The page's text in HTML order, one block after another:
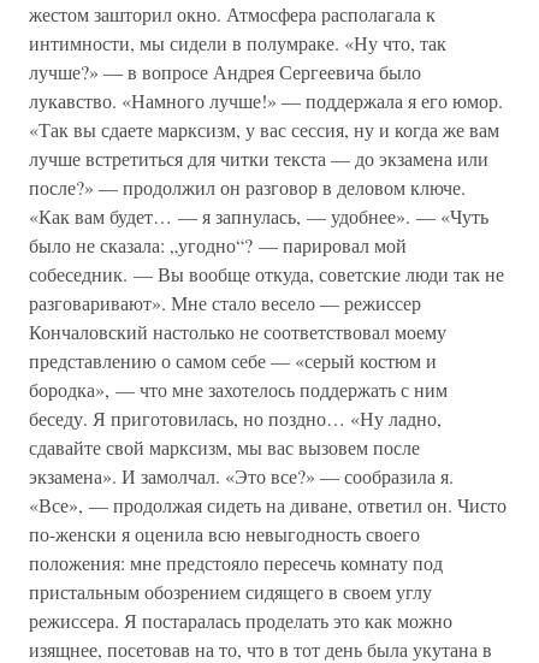
жестом зашторил окно. Атмосфера располагала к
интимности, мы сидели в полумраке. «Ну что, так
лучше?» — в вопросе Андрея Сергеевича было
лукавство. «Намного лучше!» — поддержала я его юмор.
«Так вы сдаете марксизм, у вас сессия, ну и когда же вам
лучше встретиться для читки текста — до экзамена или
после?» — продолжил он разговор в деловом ключе.
«Как вам будет… — я запнулась, — удобнее». — «Чуть
было не сказала: „угодно“? — парировал мой
собеседник. — Вы вообще откуда, советские люди так не
разговаривают». Мне стало весело — режиссер
Кончаловский настолько не соответствовал моему
представлению о самом себе — «серый костюм и
бородка», — что мне захотелось поддержать с ним
беседу. Я приготовилась, но поздно… «Ну ладно,
сдавайте свой марксизм, мы вас вызовем после
экзамена». И замолчал. «Это все?» — сообразила я.
«Все», — продолжая сидеть на диване, ответил он. Чисто
по-женски я оценила всю невыгодность своего
положения: мне предстояло пересечь комнату под
пристальным обозрением сидящего в своем углу
режиссера. Я постаралась проделать это как можно
изящнее, посетовав на то, что в тот день была укутана в